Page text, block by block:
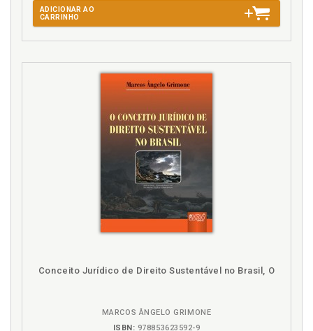
ADICIONAR AO
CARRINHO
Conceito Jurídico de Direito Sustentável no Brasil, O
MARCOS ÂNGELO GRIMONE
ISBN: 978853623592-9